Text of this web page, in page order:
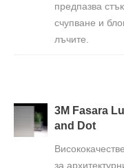
предпазва
счупване и
лъчите.
3M Fasara
and Dot
за